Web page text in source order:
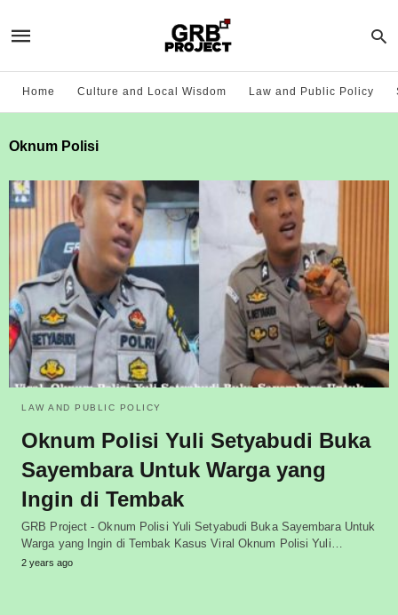
Home Culture and Local Wisdom Law and Public Policy
Oknum Polisi
LAW AND PUBLIC POLICY
Oknum Polisi Yuli Setyabudi Buka
Sayembara Untuk Warga yang
Ingin di Tembak
GRB Project - Oknum Polisi Yuli Setyabudi Buka Sayembara Untuk
Warga yang Ingin di Tembak Kasus Viral Oknum Polisi Yuli…
2 years ago